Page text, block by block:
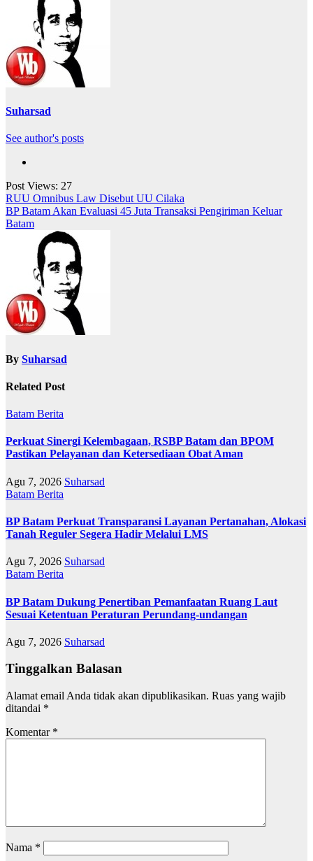
Suharsad
See author's posts
Post Views: 27
Navigasi
pos
RUU Omnibus Law Disebut UU Cilaka
BP Batam Akan Evaluasi 45 Juta Transaksi Pengiriman Keluar
Batam
By Suharsad
Related Post
Batam Berita
Perkuat Sinergi Kelembagaan, RSBP Batam dan BPOM
Pastikan Pelayanan dan Ketersediaan Obat Aman
Agu 7, 2026 Suharsad
Batam Berita
BP Batam Perkuat Transparansi Layanan Pertanahan, Alokasi
Tanah Reguler Segera Hadir Melalui LMS
Agu 7, 2026 Suharsad
Batam Berita
BP Batam Dukung Penertiban Pemanfaatan Ruang Laut
Sesuai Ketentuan Peraturan Perundang-undangan
Agu 7, 2026 Suharsad
Tinggalkan Balasan
Alamat email Anda tidak akan dipublikasikan. Ruas yang wajib
ditandai *
Komentar *
Nama *